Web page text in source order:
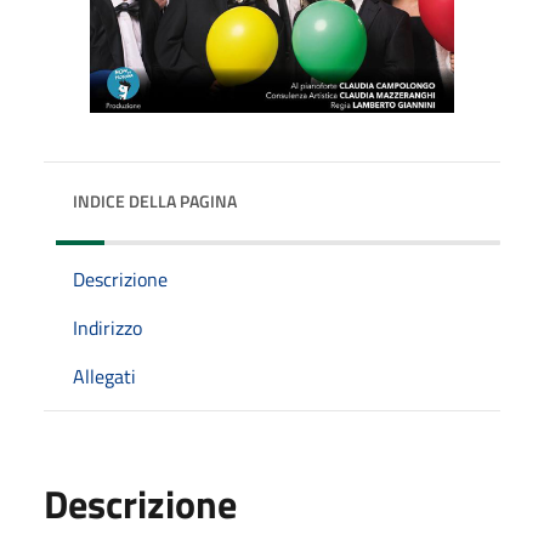
INDICE DELLA PAGINA
Descrizione
Indirizzo
Allegati
Descrizione